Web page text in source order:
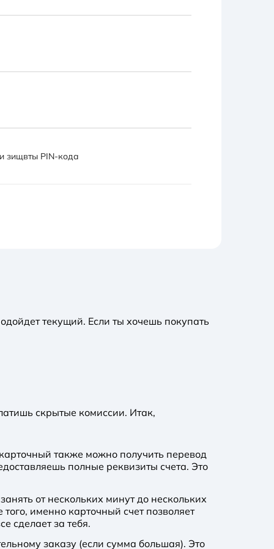
зищвты PIN-кода
текущий. Если ты хочешь покупать
скрытые комиссии. Итак,
также можно получить перевод
полные реквизиты счета. Это
от нескольких минут до нескольких
именно карточный счет позволяет
сделает за тебя.
заказу (если сумма большая). Это